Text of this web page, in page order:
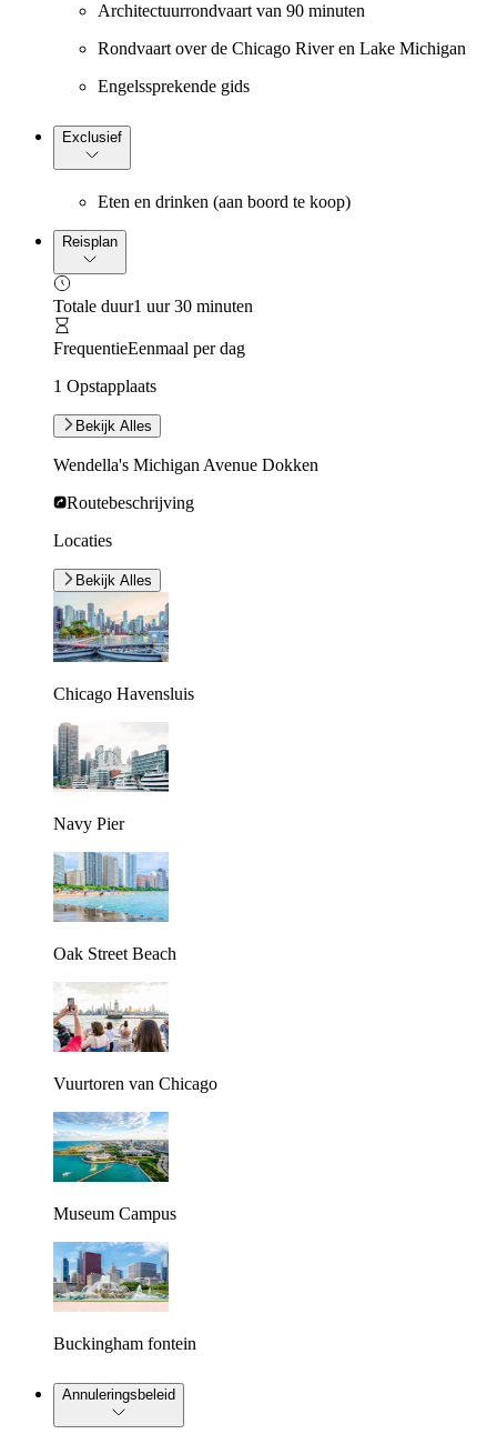
Architectuurrondvaart van 90 minuten
Rondvaart over de Chicago River en Lake Michigan
Engelssprekende gids
Exclusief
Eten en drinken (aan boord te koop)
Reisplan
Totale duur1 uur 30 minuten
FrequentieEenmaal per dag
1 Opstapplaats
Bekijk Alles
Wendella's Michigan Avenue Dokken
Routebeschrijving
Locaties
Bekijk Alles
Chicago Havensluis
Navy Pier
Oak Street Beach
Vuurtoren van Chicago
Museum Campus
Buckingham fontein
Annuleringsbeleid